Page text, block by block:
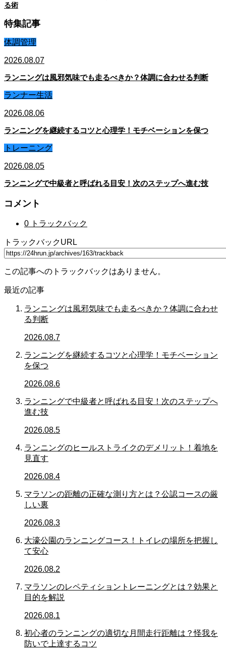
る術
特集記事
体調管理
2026.08.07
ランニングは風邪気味でも走るべきか？体調に合わせる判断
ランナー生活
2026.08.06
ランニングを継続するコツと心理学！モチベーションを保つ
トレーニング
2026.08.05
ランニングで中級者と呼ばれる目安！次のステップへ進む技
コメント
0 トラックバック
トラックバックURL
この記事へのトラックバックはありません。
最近の記事
ランニングは風邪気味でも走るべきか？体調に合わせ
る判断
2026.08.7
ランニングを継続するコツと心理学！モチベーション
を保つ
2026.08.6
ランニングで中級者と呼ばれる目安！次のステップへ
進む技
2026.08.5
ランニングのヒールストライクのデメリット！着地を
見直す
2026.08.4
マラソンの距離の正確な測り方とは？公認コースの厳
しい裏
2026.08.3
大濠公園のランニングコース！トイレの場所を把握し
て安心
2026.08.2
マラソンのレペティショントレーニングとは？効果と
目的を解説
2026.08.1
初心者のランニングの適切な月間走行距離は？怪我を
防いで上達するコツ